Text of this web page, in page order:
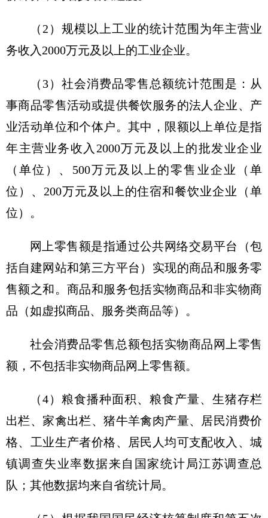
（2）规模以上工业的统计范围为年主营业
务收入2000万元及以上的工业企业。
（3）社会消费品零售总额统计范围是：从
事商品零售活动或提供餐饮服务的法人企业、产
业活动单位和个体户。其中，限额以上单位是指
年主营业务收入2000万元及以上的批发业企业
（单位）、500万元及以上的零售业企业（单
位）、200万元及以上的住宿和餐饮业企业（单
位）。
网上零售额是指通过公共网络交易平台（包
括自建网站和第三方平台）实现的商品和服务零
售额之和。商品和服务包括实物商品和非实物商
品（如虚拟商品、服务类商品等）。
社会消费品零售总额包括实物商品网上零售
额，不包括非实物商品网上零售额。
（4）粮食播种面积、粮食产量、生猪存栏
出栏、家禽出栏、猪牛羊禽肉产量、居民消费价
格、工业生产者价格、居民人均可支配收入、城
镇调查失业率数据来自国家统计局江苏调查总
队；其他数据均来自省统计局。